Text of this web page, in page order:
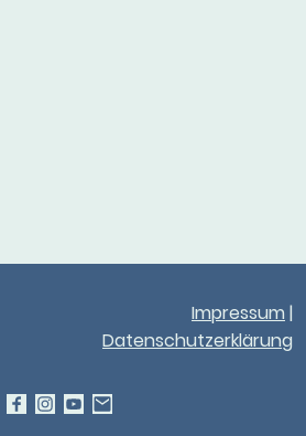
Impressum |
Datenschutzerklärung